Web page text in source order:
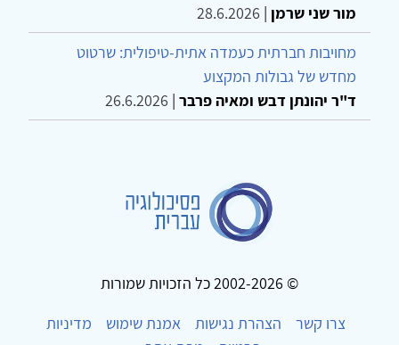
מור שני שרמן |
28.6.2026
מחויבות חברתית כעמדה אתית-טיפולית: שרטוט
מחדש של גבולות המקצוע
ד"ר יהונתן דבש ומאיה פרבר |
26.6.2026
© 2002-2026 כל הזכויות שמורות
צרו קשר
הצהרת נגישות אמנת שימוש
מדיניות